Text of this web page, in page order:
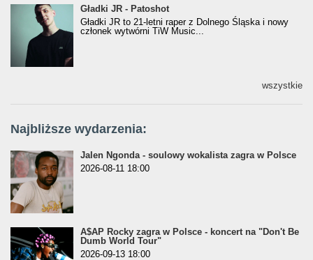
Gładki JR - Patoshot
Gładki JR - Patoshot
Gładki JR to 21-letni raper z Dolnego Śląska i nowy
członek wytwórni TiW Music...
wszystkie
Najbliższe wydarzenia:
Jalen Ngonda - soulowy wokalista zagra w Polsce
2026-08-11 18:00
A$AP Rocky zagra w Polsce - koncert na "Don't Be
Dumb World Tour"
2026-09-13 18:00